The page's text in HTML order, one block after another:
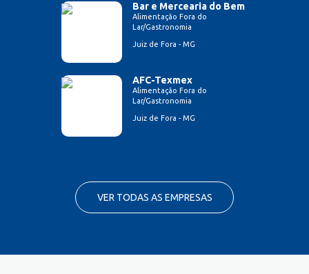
Bar e Mercearia do Bem
Alimentação Fora do
Lar/Gastronomia
Juiz de Fora - MG
AFC-Texmex
Alimentação Fora do
Lar/Gastronomia
Juiz de Fora - MG
VER TODAS AS EMPRESAS